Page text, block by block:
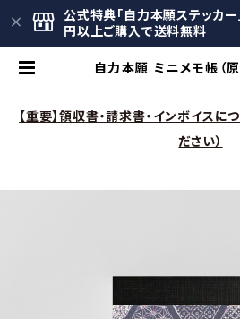
公式特典「自力本願ステッカ
円以上ご購入で送料無料
自力本願 ミニメモ帳（
【重要】領収書・請求書・インボイスに
ださい）